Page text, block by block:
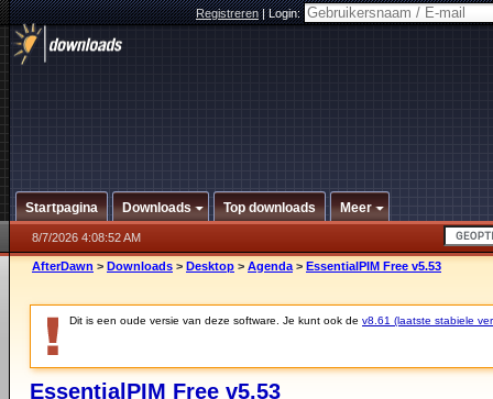
Registreren|Login:
Startpagina Downloads Top downloads Meer
8/7/2026 4:08:52 AM
AfterDawn > Downloads > Desktop > Agenda > EssentialPIM Free v5.53
Dit is een oude versie van deze software. Je kunt ook de v8.61 (laatste stabiele
EssentialPIM Free v5.53